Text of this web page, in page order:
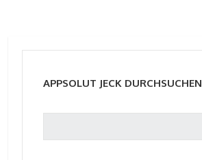
APPSOLUT JECK DURCHSUCHEN